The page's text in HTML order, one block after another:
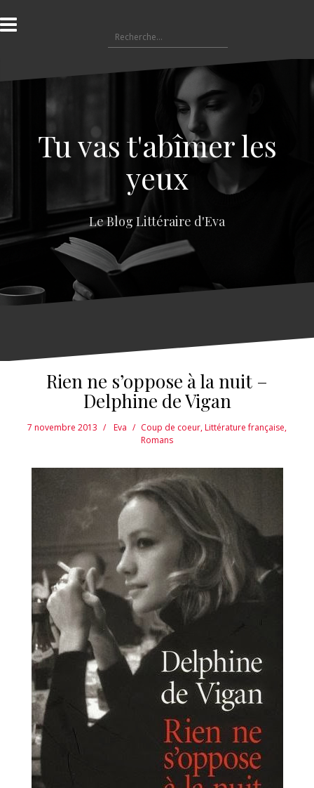
l
a
e
e
Tu vas t'abîmer les
yeux
Le Blog Littéraire d'Eva
Rien ne s’oppose à la nuit –
Delphine de Vigan
7 novembre 2013 Eva Coup de coeur,Littérature française,
Romans